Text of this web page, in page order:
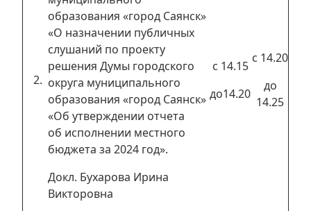
образования «город Саянск»
«О назначении публичных
слушаний по проекту
решения Думы городского
округа муниципального
образования «город Саянск»
«Об утверждении отчета
об исполнении местного
бюджета за 2024 год».
Докл. Бухарова Ирина
Викторовна
с 14.15
до14.20
с 14.20
до
14.25